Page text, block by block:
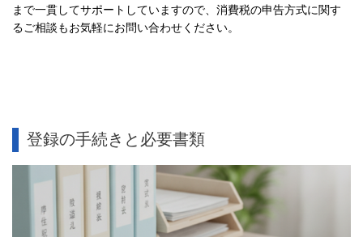
まで一貫してサポートしていますので、消費税の申告方式に関す
るご相談もお気軽にお問い合わせください。
登録の手続きと必要書類